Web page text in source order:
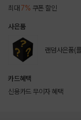
최대 7% 쿠폰 할인
사은품
랜덤사은품(
카드혜택
신용카드 무이자 혜택